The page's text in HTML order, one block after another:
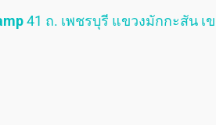
41 ถ. เพชรบุรี แขวงมักกะสัน เ